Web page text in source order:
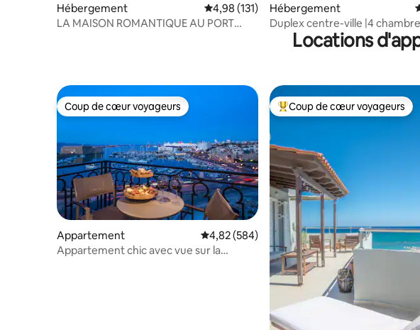
Hébergement Évaluation moyenne sur la base de 131
4,98 (131)
LA MAISON ROMANTIQUE AU PORT
Hébergement
Duplex centre-ville |4
Locations
Coup de cœur voyageurs
Coup de cœur voyageurs
Appartement Évaluation moyenne sur la base de 584
4,82 (584)
Appartement chic avec vue sur la
Coups de cœur voyageurs les
Coup de cœur voyageurs